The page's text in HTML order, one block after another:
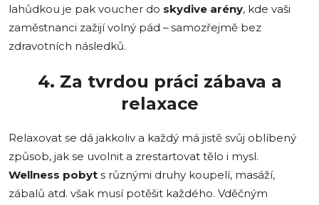
lahůdkou je pak voucher do skydive arény, kde vaši
zaměstnanci zažijí volný pád – samozřejmě bez
zdravotních následků.
4. Za tvrdou práci zábava a
relaxace
Relaxovat se dá jakkoliv a každý má jistě svůj oblíbený
způsob, jak se uvolnit a zrestartovat tělo i mysl.
Wellness pobyt s různými druhy koupelí, masáží,
zábalů atd. však musí potěšit každého. Vděčným